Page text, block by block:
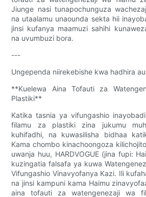
Jiunge nasi tunapochunguza
na utaalamu unaounda sekta hii
jinsi kufanya maamuzi sahihi
na uvumbuzi bora.
---
Ungependa niirekebishe kwa hadhira
**Kuelewa Aina Tofauti za
Plastiki**
Katika tasnia ya vifungashio
filamu za plastiki zina jukumu
kuhifadhi, na kuwasilisha bidhaa
Kama chombo kinachoongoza
uwanja huu, HARDVOGUE (jina fupi:
kuzingatia falsafa ya kuwa
Vifungashio Vinavyofanya Kazi. Ili
na jinsi kampuni kama Haimu
aina tofauti za watengenezaji wa